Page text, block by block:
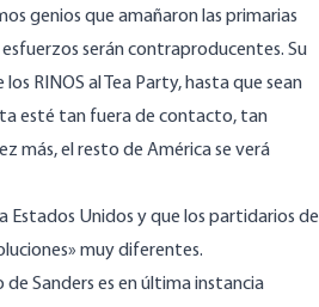
genios que amañaron las primarias
serán contraproducentes. Su
RINOS al Tea Party, hasta que sean
esté tan fuera de contacto, tan
más, el resto de América se verá
Estados Unidos y que los partidarios de
muy diferentes.
Sanders es en última instancia